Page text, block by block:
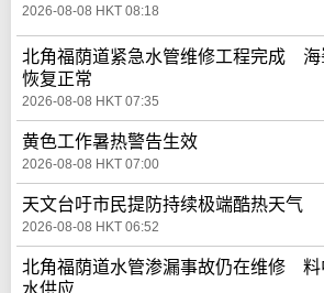
2026-08-08 HKT 08:18
北角福荫道紧急水管维修工程完成 海
恢复正常
2026-08-08 HKT 07:35
黄色工作暑热警告生效
2026-08-08 HKT 07:00
天文台吁市民提防持续极端酷热天气
2026-08-08 HKT 06:52
北角福荫道水管渗漏事故仍在维修 料